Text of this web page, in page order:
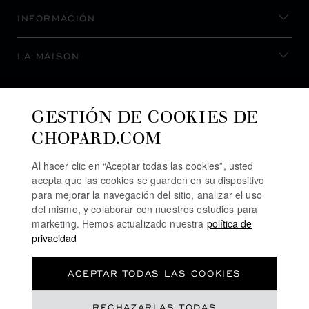
INFORMACIÓN
LA MAISON
SUSCRIBIRSE AL BOLETÍN
POLÍTICA DE COOKIES
GESTIÓN DE COOKIES DE
CHOPARD.COM
Al hacer clic en “Aceptar todas las cookies”, usted
acepta que las cookies se guarden en su dispositivo
para mejorar la navegación del sitio, analizar el uso
del mismo, y colaborar con nuestros estudios para
marketing. Hemos actualizado nuestra política de
privacidad
ACEPTAR TODAS LAS COOKIES